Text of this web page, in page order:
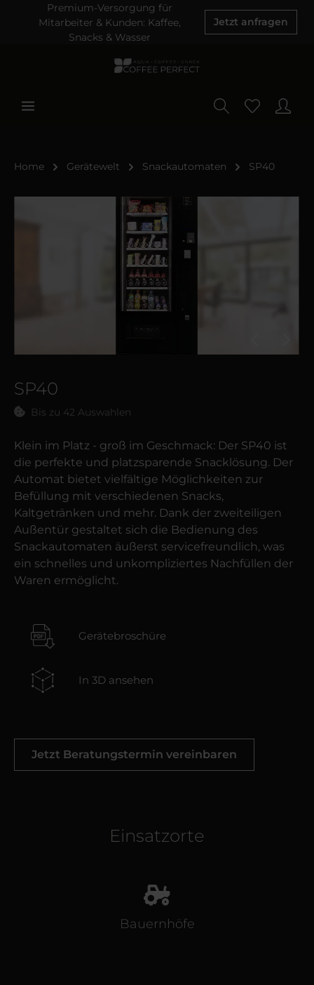
Premium-Versorgung für
Mitarbeiter & Kunden: Kaffee,
Snacks & Wasser
Jetzt anfragen
Home Gerätewelt Snackautomaten SP40
SP40
Bis zu 42 Auswahlen
Klein im Platz - groß im Geschmack: Der SP40 ist
die perfekte und platzsparende Snacklösung. Der
Automat bietet vielfältige Möglichkeiten zur
Befüllung mit verschiedenen Snacks,
Kaltgetränken und mehr. Dank der zweiteiligen
Außentür gestaltet sich die Bedienung des
Snackautomaten äußerst servicefreundlich, was
ein schnelles und unkompliziertes Nachfüllen der
Waren ermöglicht.
Gerätebroschüre
In 3D ansehen
Jetzt Beratungstermin vereinbaren
Einsatzorte
Bauernhöfe